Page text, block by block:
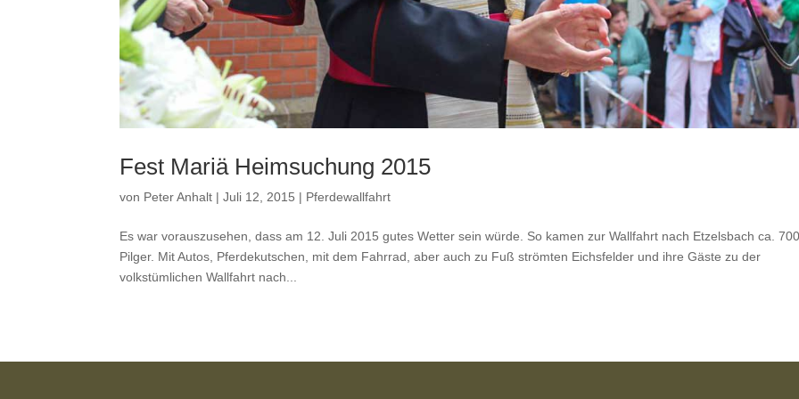
Fest Mariä Heimsuchung 2015
von Peter Anhalt |Juli 12, 2015 | Pferdewallfahrt
Es war vorauszusehen, dass am 12. Juli 2015 gutes Wetter sein würde. So kamen zur Wallfahrt nach Etzelsbach ca.
Pilger. Mit Autos, Pferdekutschen, mit dem Fahrrad, aber auch zu Fuß strömten Eichsfelder und ihre Gäste zu der
volkstümlichen Wallfahrt nach...